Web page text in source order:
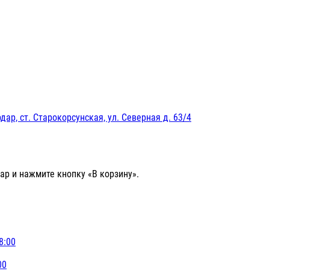
ст. Старокорсунская, ул. Северная д. 63/4
и нажмите кнопку «В корзину».